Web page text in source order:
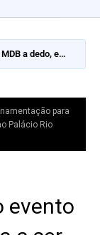
a dedo, e
para
Palácio Rio
evento